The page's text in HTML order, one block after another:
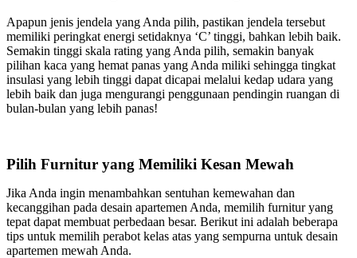
Apapun jenis jendela yang Anda pilih, pastikan jendela tersebut
memiliki peringkat energi setidaknya ‘C’ tinggi, bahkan lebih baik.
Semakin tinggi skala rating yang Anda pilih, semakin banyak
pilihan kaca yang hemat panas yang Anda miliki sehingga tingkat
insulasi yang lebih tinggi dapat dicapai melalui kedap udara yang
lebih baik dan juga mengurangi penggunaan pendingin ruangan di
bulan-bulan yang lebih panas!
Pilih Furnitur yang Memiliki Kesan Mewah
Jika Anda ingin menambahkan sentuhan kemewahan dan
kecanggihan pada desain apartemen Anda, memilih furnitur yang
tepat dapat membuat perbedaan besar. Berikut ini adalah beberapa
tips untuk memilih perabot kelas atas yang sempurna untuk desain
apartemen mewah Anda.